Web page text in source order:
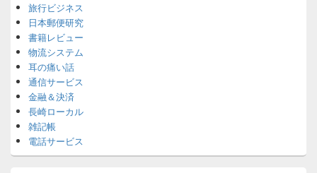
旅行ビジネス
日本郵便研究
書籍レビュー
物流システム
耳の痛い話
通信サービス
金融＆決済
長崎ローカル
雑記帳
電話サービス